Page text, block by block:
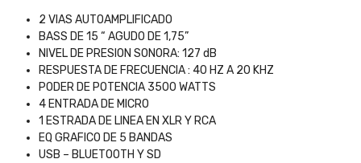
2 VIAS AUTOAMPLIFICADO
BASS DE 15 “ AGUDO DE 1,75”
NIVEL DE PRESION SONORA: 127 dB
RESPUESTA DE FRECUENCIA : 40 HZ A 20 KHZ
PODER DE POTENCIA 3500 WATTS
4 ENTRADA DE MICRO
1 ESTRADA DE LINEA EN XLR Y RCA
EQ GRAFICO DE 5 BANDAS
USB – BLUETOOTH Y SD